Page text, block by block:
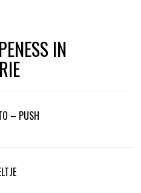
IN
– PUSH